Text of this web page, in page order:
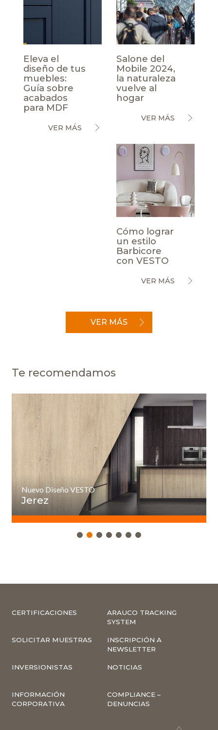
Eleva el
diseño de tus
muebles:
Guía sobre
acabados
para MDF
VER MÁS
Salone del
Mobile 2024,
la naturaleza
vuelve al
hogar
VER MÁS
Cómo lograr
un estilo
Barbicore
con VESTO
VER MÁS
VER MÁS
Te recomendamos
Nuevo Diseño VESTO
Jerez
CERTIFICACIONES
ARAUCO TRACKING
SYSTEM
SOLICITAR MUESTRAS
INSCRIPCIÓN A
NEWSLETTER
INVERSIONISTAS NOTICIAS
INFORMACIÓN
CORPORATIVA
COMPLIANCE –
DENUNCIAS